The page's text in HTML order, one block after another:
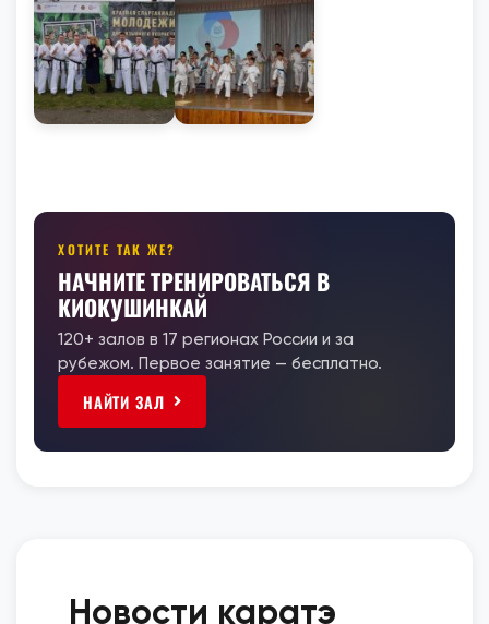
ХОТИТЕ ТАК ЖЕ?
НАЧНИТЕ ТРЕНИРОВАТЬСЯ В
КИОКУШИНКАЙ
120+ залов в 17 регионах России и за
рубежом. Первое занятие — бесплатно.
НАЙТИ ЗАЛ
Новости каратэ